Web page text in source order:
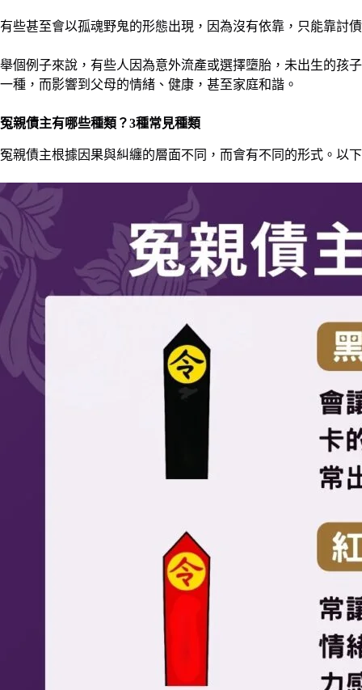
有些甚至會以孤魂野鬼的形態出現，因為沒有依靠，只能靠討
舉個例子來說，有些人因為意外流產或選擇墮胎，未出生的孩
一種，而影響到父母的情緒、健康，甚至家庭和諧。
冤親債主有哪些種類？3種常見種類
冤親債主根據因果與糾纏的層面不同，而會有不同的形式。以